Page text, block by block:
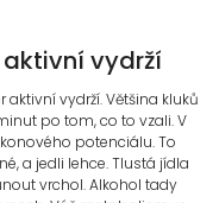
vydrží
vydrží. Většina kluků
po tom, co to vzali. V
potenciálu. To
a jedli lehce. Tlustá jídla
vrchol. Alkohol tady